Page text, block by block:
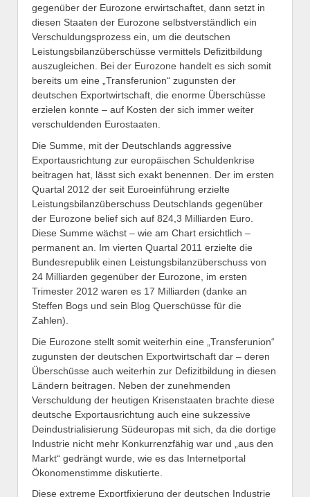
gegenüber der Eurozone erwirtschaftet, dann setzt in
diesen Staaten der Eurozone selbstverständlich ein
Verschuldungsprozess ein, um die deutschen
Leistungsbilanzüberschüsse vermittels Defizitbildung
auszugleichen. Bei der Eurozone handelt es sich somit
bereits um eine „Transferunion“ zugunsten der
deutschen Exportwirtschaft, die enorme Überschüsse
erzielen konnte – auf Kosten der sich immer weiter
verschuldenden Eurostaaten.
Die Summe, mit der Deutschlands aggressive
Exportausrichtung zur europäischen Schuldenkrise
beitragen hat, lässt sich exakt benennen. Der im ersten
Quartal 2012 der seit Euroeinführung erzielte
Leistungsbilanzüberschuss Deutschlands gegenüber
der Eurozone belief sich auf 824,3 Milliarden Euro.
Diese Summe wächst – wie am Chart ersichtlich –
permanent an. Im vierten Quartal 2011 erzielte die
Bundesrepublik einen Leistungsbilanzüberschuss von
24 Milliarden gegenüber der Eurozone, im ersten
Trimester 2012 waren es 17 Milliarden (danke an
Steffen Bogs und sein Blog Querschüsse für die
Zahlen).
Die Eurozone stellt somit weiterhin eine „Transferunion“
zugunsten der deutschen Exportwirtschaft dar – deren
Überschüsse auch weiterhin zur Defizitbildung in diesen
Ländern beitragen. Neben der zunehmenden
Verschuldung der heutigen Krisenstaaten brachte diese
deutsche Exportausrichtung auch eine sukzessive
Deindustrialisierung Südeuropas mit sich, da die dortige
Industrie nicht mehr Konkurrenzfähig war und „aus den
Markt“ gedrängt wurde, wie es das Internetportal
Ökonomenstimme diskutierte.
Diese extreme Exportfixierung der deutschen Industrie